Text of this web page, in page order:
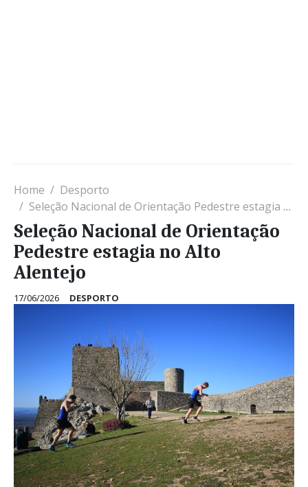
Home
Desporto
Seleção Nacional de Orientação Pedestre estagia no Alto Alentejo
Seleção Nacional de Orientação
Pedestre estagia no Alto
Alentejo
17/06/2026 DESPORTO